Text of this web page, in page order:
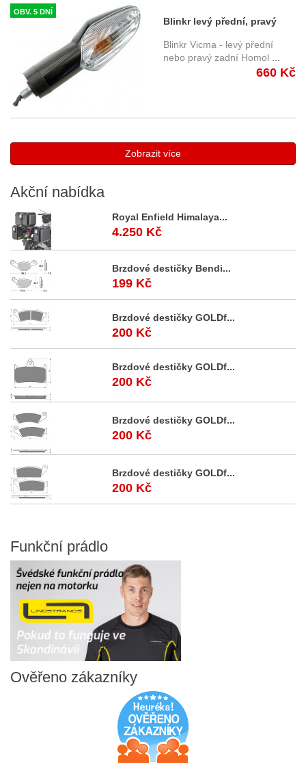
OBV. 5 DNÍ
Blinkr levý přední, pravý
zadní 13790 - Honda
Blinkr Vicma - levý přední
nebo pravý zadní Homol
660 Kč
Zobrazit více
Akční nabídka
Royal Enfield Himalaya...
4.250 Kč
Brzdové destičky Bendi...
199 Kč
Brzdové destičky GOLDf...
200 Kč
Brzdové destičky GOLDf...
200 Kč
Brzdové destičky GOLDf...
200 Kč
Brzdové destičky GOLDf...
200 Kč
Funkční prádlo
Ověřeno zákazníky